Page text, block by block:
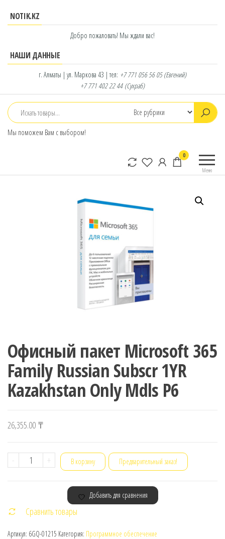
NOTIK.KZ
Добро пожаловать! Мы ждали вас!
НАШИ ДАННЫЕ
г. Алматы | ул. Маркова 43 | тел: +7 771 056 56 05(Евгений)
+7 771 402 22 44(Сухраб)
Мы поможем Вам с выбором!
магазин
Меню
0
Офисный пакет Microsoft 365
Family Russian Subscr 1YR
Kazakhstan Only Mdls P6
26,355.00 ₸
-
Количество
Microsoft
365
+ В корзину Предварительный заказ!
Добавить для сравнения
Сравнить товары
Артикул: 6GQ-01215 Категория: Программное обеспечение